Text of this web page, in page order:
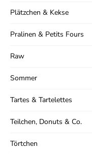
Plätzchen & Kekse
Pralinen & Petits Fours
Raw
Sommer
Tartes & Tartelettes
Teilchen, Donuts & Co.
Törtchen